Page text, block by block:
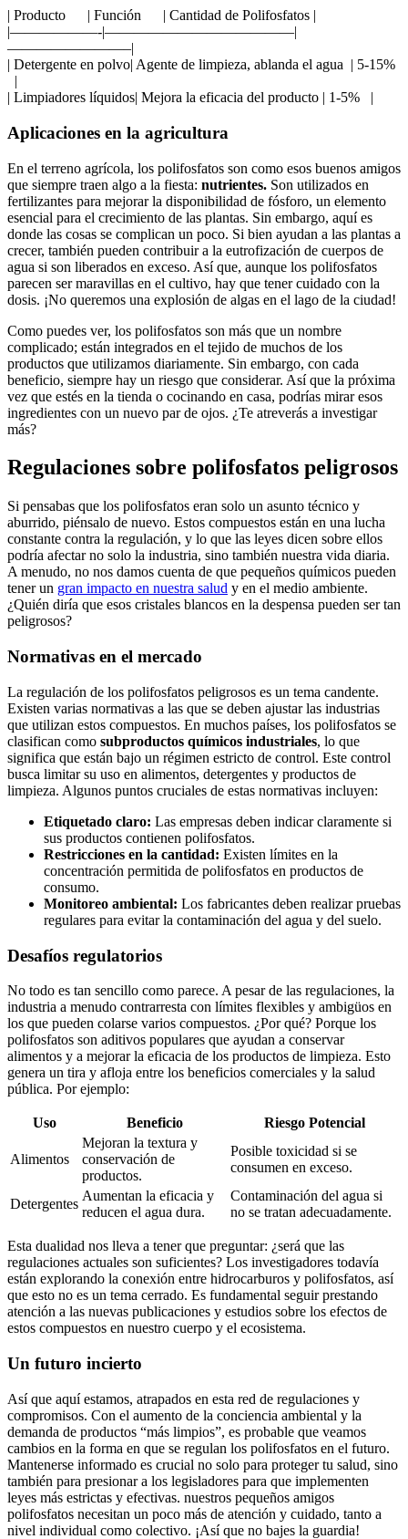
|⁣ Producto ‍ ​ ‍ ‍ ​ | Función ⁢ ⁤ ‍ ‍ ⁤ | Cantidad ⁤de Polifosfatos |
|——————-|—————————————|
————————–|
| Detergente en polvo|⁤ Agente de limpieza, ⁢ablanda el agua ​ | 5-15% ‌
⁣⁢ ⁤ |
| Limpiadores líquidos| Mejora la⁣ eficacia del producto | 1-5% ⁢ ​ |
Aplicaciones en la ⁤agricultura
En el terreno agrícola,‍ los polifosfatos ‍son como esos ‌buenos amigos
que siempre⁢ traen ⁢algo⁣ a la ​fiesta: nutrientes. Son ⁤utilizados en
⁣fertilizantes para mejorar la disponibilidad de fósforo,‌ un elemento
esencial para el crecimiento de ⁤las plantas. Sin‌ embargo, aquí es
donde las cosas‍ se ​complican un poco. Si bien ayudan a las plantas a
crecer, también pueden contribuir⁣ a la eutrofización de⁤ cuerpos de
agua si son liberados en‌ exceso.​ Así que, ⁢aunque los polifosfatos
parecen ser maravillas en⁣ el cultivo, ​hay que tener cuidado con⁢ la
dosis. ¡No⁣ queremos una explosión de⁣ algas en el lago de la ciudad!
Como ⁣puedes ‍ver, los polifosfatos son ⁣más que un nombre
complicado; están integrados en el tejido de muchos de los
productos que utilizamos‍ diariamente. Sin embargo, con ⁣cada
beneficio, siempre hay un ⁣riesgo que considerar. Así que ‌la próxima⁢
vez‌ que estés en ⁢la tienda​ o cocinando en casa, ⁤podrías ⁣mirar esos
⁤ingredientes con un nuevo ⁣par de​ ojos. ¿Te‌ atreverás a investigar⁣
más?
Regulaciones⁣ sobre polifosfatos peligrosos
Si ​pensabas que ⁣los polifosfatos eran solo un asunto⁤ técnico y
⁢aburrido, piénsalo ‍de⁢ nuevo.⁤ Estos compuestos están en una lucha​
constante contra la regulación, y lo que las leyes dicen sobre ellos
podría afectar no solo la industria, sino también nuestra ⁣vida ‌diaria.
A menudo, no nos damos cuenta de ‍que pequeños químicos pueden
tener un gran impacto en nuestra salud ⁣ y en el medio⁣ ambiente.
¿Quién⁢ diría que esos cristales blancos en⁣ la despensa pueden ser tan
peligrosos?
Normativas en ⁣el mercado
La regulación de los polifosfatos peligrosos es ‍un tema candente.
Existen varias normativas a las que se deben ⁢ajustar las industrias‌
que ⁣utilizan estos compuestos. En muchos⁢ países, los‌ polifosfatos se
clasifican ⁤como​ subproductos químicos industriales, lo​ que
significa⁣ que están bajo un ​régimen estricto‌ de control. Este control
busca limitar su uso en ​alimentos, detergentes y productos de
⁣limpieza. Algunos puntos cruciales de estas normativas incluyen:
Etiquetado‌ claro: Las empresas deben indicar ‍claramente si ​
sus productos contienen polifosfatos.
Restricciones en ⁤la cantidad: ‍Existen límites en​ la
concentración permitida de polifosfatos en ‌productos de
consumo.
Monitoreo ambiental: ‍Los fabricantes deben realizar pruebas
regulares para ⁣evitar la contaminación del ‌agua y ‌del suelo.
Desafíos regulatorios
No todo ⁤es ‍tan ⁣sencillo ‌como parece. A pesar⁢ de las regulaciones, la
industria‌ a⁤ menudo contrarresta‌ con límites flexibles y ambigüos⁢ en
los que ⁤pueden colarse varios compuestos. ⁤¿Por qué? Porque⁤ los
polifosfatos son aditivos populares que ayudan⁢ a⁣ conservar
alimentos‍ y a⁢ mejorar ‍la⁢ eficacia de los productos de limpieza. ⁣Esto
genera un tira y ‍afloja entre los beneficios comerciales y la⁤ salud
pública. ⁤Por ejemplo:
Uso Beneficio Riesgo⁤ Potencial
Alimentos
Mejoran⁣ la textura y
conservación de
productos.
Posible toxicidad ‍si se
consumen en exceso.
Detergentes
Aumentan la eficacia y
‍reducen⁣ el agua dura.
Contaminación ​del‌ agua si
no se tratan adecuadamente.
Esta dualidad nos lleva a tener que preguntar: ¿será⁣ que​ las⁤
regulaciones actuales ⁢son suficientes? Los investigadores todavía
están ‍explorando la conexión ‌entre​ hidrocarburos y‌ polifosfatos, así
⁤que esto no es ⁢un tema​ cerrado.⁣ Es fundamental seguir prestando
⁢atención a las nuevas‌ publicaciones y estudios ​sobre ⁢los efectos de
estos compuestos en nuestro cuerpo y el ecosistema.
Un futuro incierto
Así⁤ que aquí estamos,⁤ atrapados en esta​ red de ​regulaciones‍ y
compromisos. Con el aumento de‍ la⁤ conciencia ambiental y la
demanda⁣ de productos‌ “más limpios”,​ es probable⁣ que veamos
cambios en la forma⁣ en que se regulan los polifosfatos en ​el futuro.
Mantenerse ⁤informado es crucial no solo para proteger tu salud, sino
también para presionar a los legisladores para que⁤ implementen
leyes más​ estrictas y ⁤efectivas. nuestros pequeños amigos
polifosfatos ‍necesitan un poco‍ más de atención y cuidado, ‌tanto a
nivel⁣ individual como colectivo. ¡Así que no ‍bajes⁣ la ‍guardia!